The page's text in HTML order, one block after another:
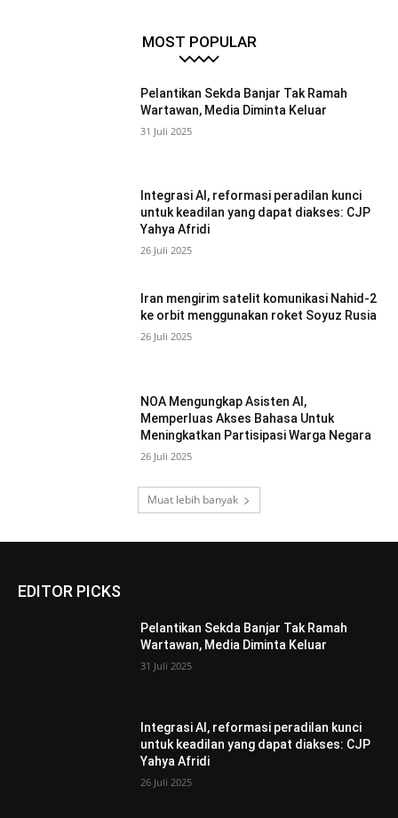
MOST POPULAR
Pelantikan Sekda Banjar Tak Ramah
Wartawan, Media Diminta Keluar
31 Juli 2025
Integrasi AI, reformasi peradilan kunci
untuk keadilan yang dapat diakses: CJP
Yahya Afridi
26 Juli 2025
Iran mengirim satelit komunikasi Nahid-2
ke orbit menggunakan roket Soyuz Rusia
26 Juli 2025
NOA Mengungkap Asisten AI,
Memperluas Akses Bahasa Untuk
Meningkatkan Partisipasi Warga Negara
26 Juli 2025
Muat lebih banyak
EDITOR PICKS
Pelantikan Sekda Banjar Tak Ramah
Wartawan, Media Diminta Keluar
31 Juli 2025
Integrasi AI, reformasi peradilan kunci
untuk keadilan yang dapat diakses: CJP
Yahya Afridi
26 Juli 2025